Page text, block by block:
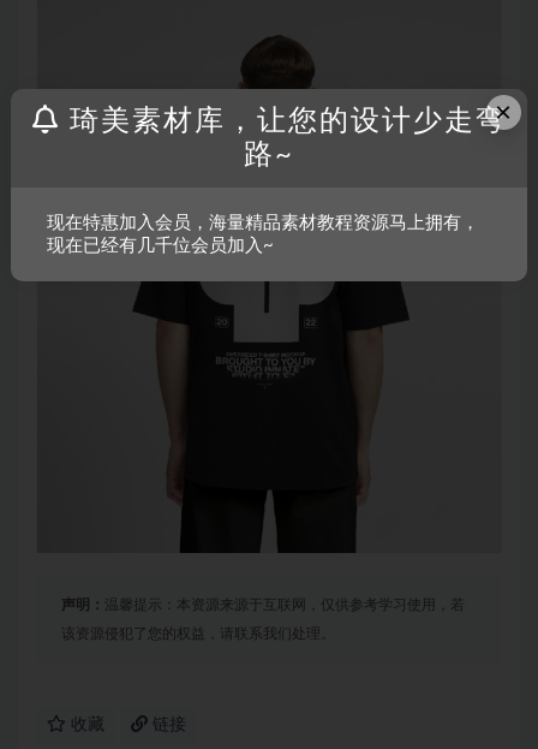
声明： 温馨提示：本资源来源于互联网，仅供参考学习使用，若
该资源侵犯了您的权益，请联系我们处理。
收藏 链接
×
琦美素材库，让您的设计少走弯
路~
现在特惠加入会员，海量精品素材教程资源马上拥有，
现在已经有几千位会员加入~